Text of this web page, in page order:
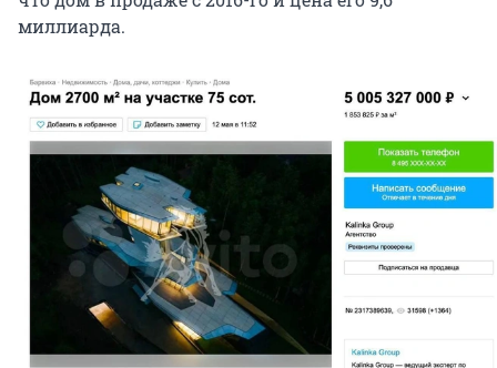
миллиарда.